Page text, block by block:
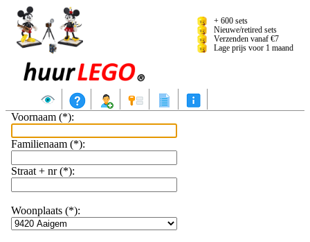
+ 600 sets
Nieuwe/retired sets
Verzenden vanaf €7
Lage prijs voor 1 maand
Aanbod Hoe huren?RegistrerenAanmeldenReserveringslijst
Voornaam (*):
Familienaam (*):
Straat + nr (*):
Woonplaats (*):